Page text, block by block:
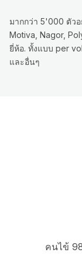
มากกว่า 5'000 ตัวอ
Motiva, Nagor,
ยี่ห้อ. ทั้งแบบ per
และอื่นๆ
คนไข้